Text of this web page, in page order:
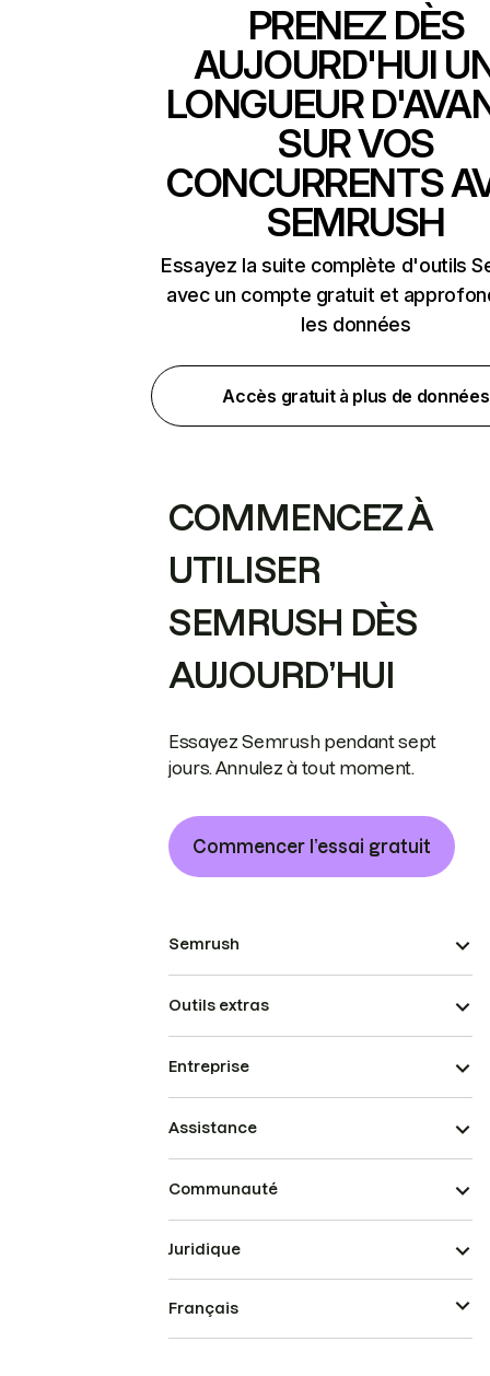
PRENEZ DÈS
AUJOURD'HUI
LONGUEUR
SUR VOS
CONCURRENTS
SEMRUSH
Essayez la suite complète d'outils
avec un compte gratuit et
les données
Accès gratuit à plus de données
COMMENCEZ À
UTILISER
SEMRUSH DÈS
AUJOURD’HUI
Essayez Semrush pendant sept
jours. Annulez à tout moment.
Commencer l’essai gratuit
Semrush
Outils extras
Entreprise
Assistance
Communauté
Juridique
Français